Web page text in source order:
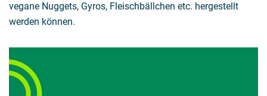
vegane Nuggets, Gyros, Fleischbällchen etc. hergestellt
werden können.